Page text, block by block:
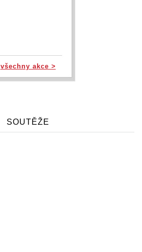
všechny akce >
SOUTĚŽE